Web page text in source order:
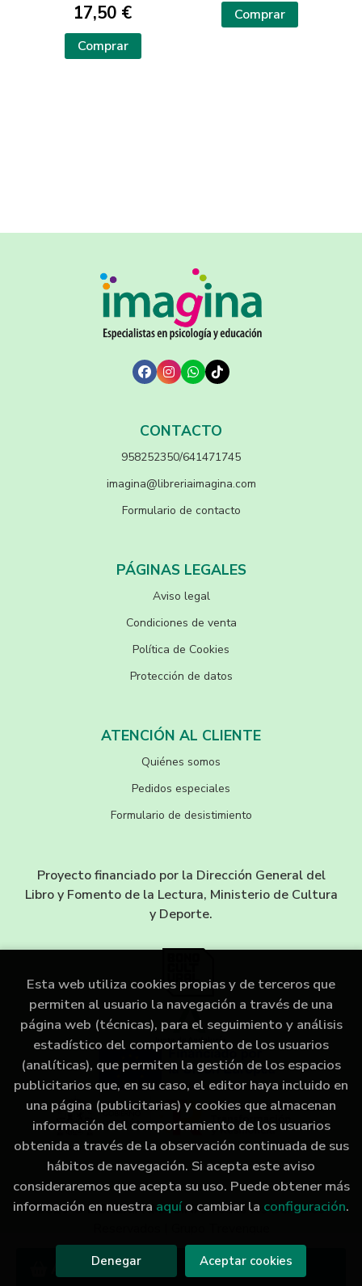
Añadir a mi cesta
17,50 €
Comprar
Comprar
CONTACTO
958252350/641471745
imagina@libreriaimagina.com
Formulario de contacto
PÁGINAS LEGALES
Aviso legal
Condiciones de venta
Política de Cookies
Protección de datos
ATENCIÓN AL CLIENTE
Quiénes somos
Pedidos especiales
Formulario de desistimiento
Proyecto financiado por la Dirección General del
Libro y Fomento de la Lectura, Ministerio de Cultura
y Deporte.
2026 © LIBRERÍA IMAGINA. Todos los Derechos
Esta web utiliza cookies propias y de terceros que
permiten al usuario la navegación a través de una
página web (técnicas), para el seguimiento y análisis
estadístico del comportamiento de los usuarios
(analíticas), que permiten la gestión de los espacios
publicitarios que, en su caso, el editor haya incluido en
una página (publicitarias) y cookies que almacenan
información del comportamiento de los usuarios
obtenida a través de la observación continuada de sus
hábitos de navegación. Si acepta este aviso
consideraremos que acepta su uso. Puede obtener más
información en nuestra aquío cambiar la configuración.
Denegar Aceptar cookies